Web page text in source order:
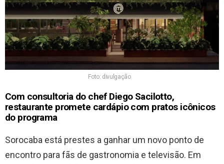
Foto: divulgação
Com consultoria do chef Diego Sacilotto,
restaurante promete cardápio com pratos icônicos
do programa
Sorocaba está prestes a ganhar um novo ponto de
encontro para fãs de gastronomia e televisão. Em